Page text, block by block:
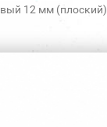
12 мм (плоский)